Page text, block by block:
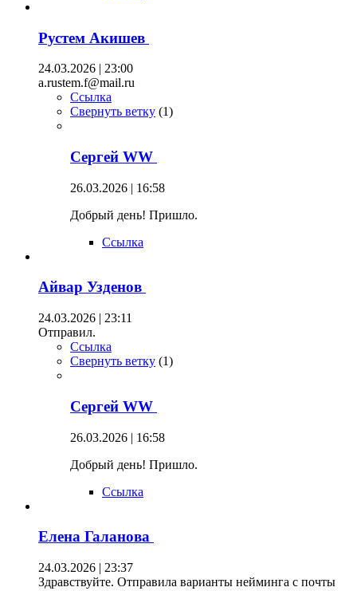
Рустем Акишев
24.03.2026 | 23:00
a.rustem.f@mail.ru
Ссылка
Свернуть ветку (1)
Сергей WW
26.03.2026 | 16:58
Добрый день! Пришло.
Ссылка
Айвар Узденов
24.03.2026 | 23:11
Отправил.
Ссылка
Свернуть ветку (1)
Сергей WW
26.03.2026 | 16:58
Добрый день! Пришло.
Ссылка
Елена Галанова
24.03.2026 | 23:37
Здравствуйте. Отправила варианты нейминга с почты